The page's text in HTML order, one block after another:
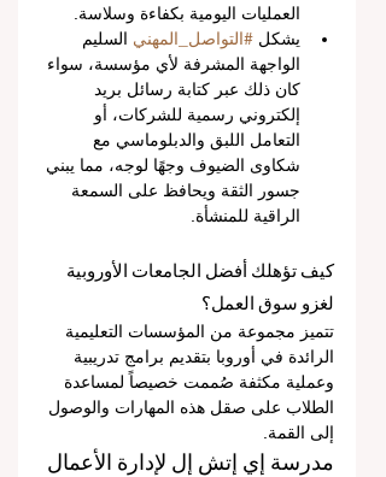
العمليات اليومية بكفاءة وسلاسة.
يشكل #التواصل_المهني السليم
الواجهة المشرفة لأي مؤسسة، سواء
كان ذلك عبر كتابة رسائل بريد
إلكتروني رسمية للشركات، أو
التعامل اللبق والدبلوماسي مع
شكاوى الضيوف وجهًا لوجه، مما يبني
جسور الثقة ويحافظ على السمعة
الراقية للمنشأة.
كيف تؤهلك أفضل الجامعات الأوروبية
لغزو سوق العمل؟
تتميز مجموعة من المؤسسات التعليمية
الرائدة في أوروبا بتقديم برامج تدريبية
وعملية مكثفة صُممت خصيصاً لمساعدة
الطلاب على صقل هذه المهارات والوصول
إلى القمة.
مدرسة إي إتش إل لإدارة الأعمال